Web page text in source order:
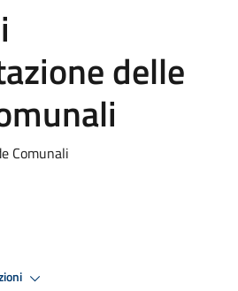
delle
Comunali